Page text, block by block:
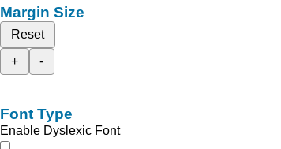
Margin Size
Reset
+
-
Font Type
Enable Dyslexic Font